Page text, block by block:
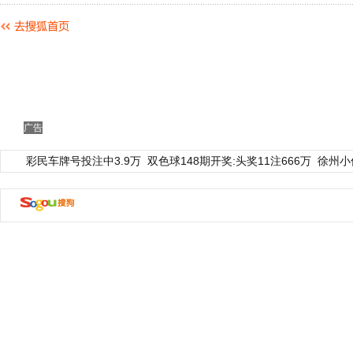
广告
彩民车牌号投注中3.9万 双色球148期开奖:头奖11注666万 徐州